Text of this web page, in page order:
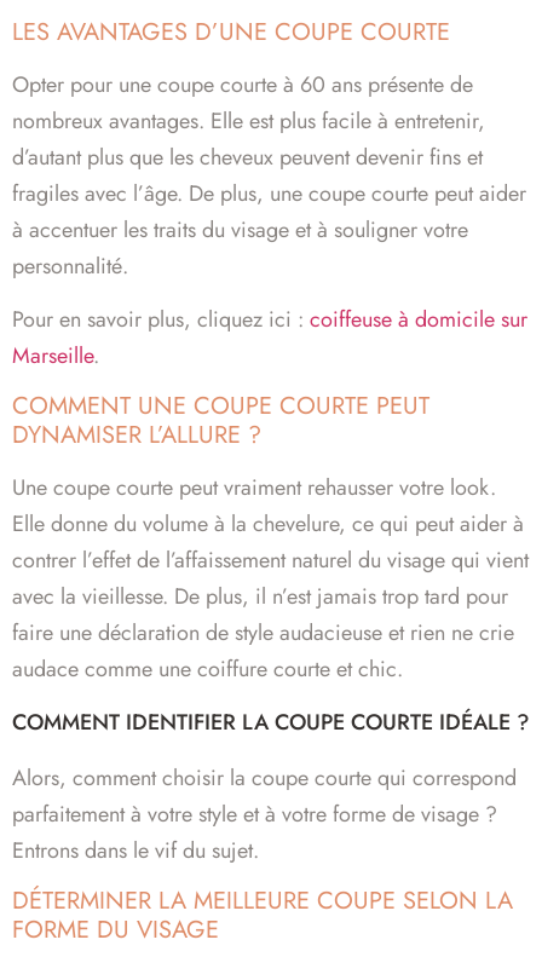
LES AVANTAGES D’UNE COUPE COURTE
Opter pour une coupe courte à 60 ans présente de
nombreux avantages. Elle est plus facile à entretenir,
d’autant plus que les cheveux peuvent devenir fins et
fragiles avec l’âge. De plus, une coupe courte peut aider
à accentuer les traits du visage et à souligner votre
personnalité.
Pour en savoir plus, cliquez ici : coiffeuse à domicile sur
Marseille.
COMMENT UNE COUPE COURTE PEUT
DYNAMISER L’ALLURE ?
Une coupe courte peut vraiment rehausser votre look.
Elle donne du volume à la chevelure, ce qui peut aider à
contrer l’effet de l’affaissement naturel du visage qui vient
avec la vieillesse. De plus, il n’est jamais trop tard pour
faire une déclaration de style audacieuse et rien ne crie
audace comme une coiffure courte et chic.
COMMENT IDENTIFIER LA COUPE COURTE IDÉALE ?
Alors, comment choisir la coupe courte qui correspond
parfaitement à votre style et à votre forme de visage ?
Entrons dans le vif du sujet.
DÉTERMINER LA MEILLEURE COUPE SELON LA
FORME DU VISAGE